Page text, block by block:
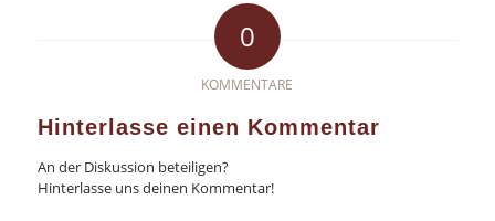
0
KOMMENTARE
Hinterlasse einen Kommentar
An der Diskussion beteiligen?
Hinterlasse uns deinen Kommentar!